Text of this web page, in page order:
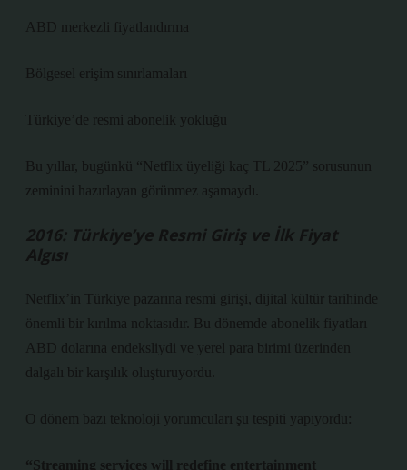
ABD merkezli fiyatlandırma
Bölgesel erişim sınırlamaları
Türkiye’de resmi abonelik yokluğu
Bu yıllar, bugünkü “Netflix üyeliği kaç TL 2025” sorusunun
zeminini hazırlayan görünmez aşamaydı.
2016: Türkiye’ye Resmi Giriş ve İlk Fiyat
Algısı
Netflix’in Türkiye pazarına resmi girişi, dijital kültür tarihinde
önemli bir kırılma noktasıdır. Bu dönemde abonelik fiyatları
ABD dolarına endeksliydi ve yerel para birimi üzerinden
dalgalı bir karşılık oluşturuyordu.
O dönem bazı teknoloji yorumcuları şu tespiti yapıyordu:
“Streaming services will redefine entertainment